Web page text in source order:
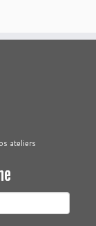
ateliers